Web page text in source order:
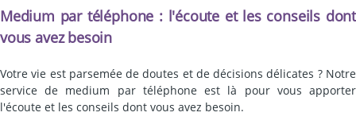
Medium par téléphone : l'écoute et les conseils dont
vous avez besoin
Votre vie est parsemée de doutes et de décisions délicates ? Notre
service de medium par téléphone est là pour vous apporter
l'écoute et les conseils dont vous avez besoin.